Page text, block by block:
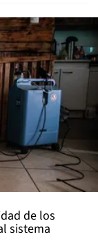
de los
sistema